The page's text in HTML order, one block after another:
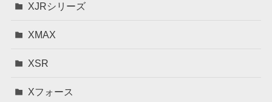
XJRシリーズ
XMAX
XSR
Xフォース